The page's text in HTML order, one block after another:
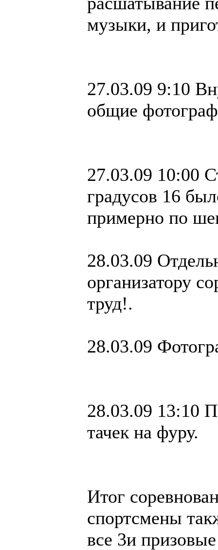
музыки, и
27.03.09 9:10
общие
27.03.09 10:00
градусов 16
примерно по
28.03.09
организатору
труд!.
28.03.09
28.03.09 13:10
тачек на фуру.
Итог
спортсмены
все 3и